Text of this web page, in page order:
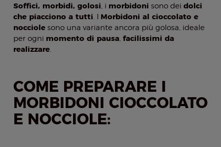
Soffici, morbidi, golosi, i morbidoni sono dei dolci
che piacciono a tutti. I Morbidoni al cioccolato e
nocciolesono una variante ancora più golosa, ideale
per ogni momento di pausa, facilissimi da
realizzare.
COME PREPARARE I
MORBIDONI CIOCCOLATO
E NOCCIOLE: